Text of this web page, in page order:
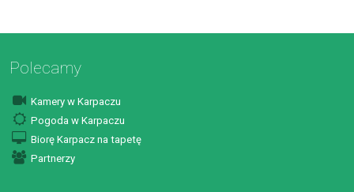
Polecamy
Kamery w Karpaczu
Pogoda w Karpaczu
Biorę Karpacz na tapetę
Partnerzy